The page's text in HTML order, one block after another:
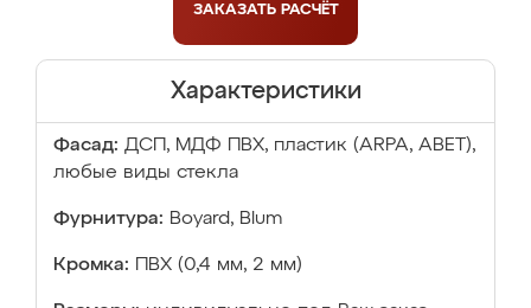
ЗАКАЗАТЬ РАСЧЁТ
Характеристики
Фасад: ДСП, МДФ ПВХ, пластик (ARPA, ABET),
любые виды стекла
Фурнитура: Boyard, Blum
Кромка: ПВХ (0,4 мм, 2 мм)